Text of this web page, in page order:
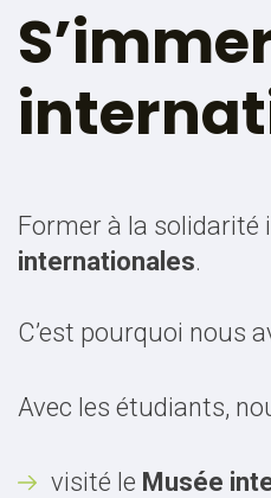
Former à la solidarité
internationales.
C’est pourquoi nous
Avec les étudiants,
visité le Musée